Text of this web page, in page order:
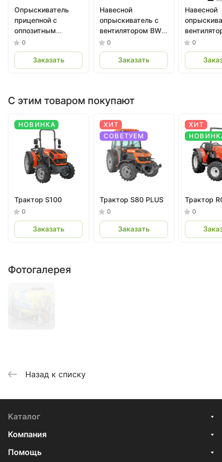
Опрыскиватель
прицепной с
оппозитным
вентилятором BW –
DVR TOWER
0
Заказать
Навесной
опрыскиватель с
вентилятором BW –
PN0
Заказать
Навесной
0
С этим товаром покупают
НОВИНКА
Трактор S100
0
Заказать
ХИТ
СОВЕТУЕМ
Трактор S80 PLUS
0
Заказать
ХИТ
Трактор
0
Фотогалерея
Назад к списку
Каталог
Компания
Помощь